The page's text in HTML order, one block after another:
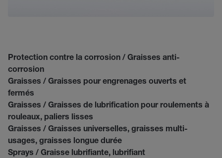
Protection contre la corrosion / Graisses anti-
corrosion
Graisses / Graisses pour engrenages ouverts et
fermés
Graisses / Graisses de lubrification pour roulements à
rouleaux, paliers lisses
Graisses / Graisses universelles, graisses multi-
usages, graisses longue durée
Sprays / Graisse lubrifiante, lubrifiant